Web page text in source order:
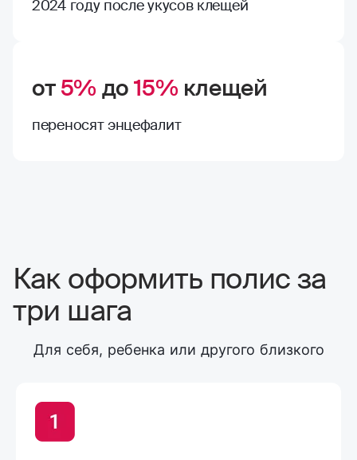
2024 году после укусов клещей
от5% до15% клещей
переносят энцефалит
Как оформить полис за
три шага
Для себя, ребенка или другого близкого